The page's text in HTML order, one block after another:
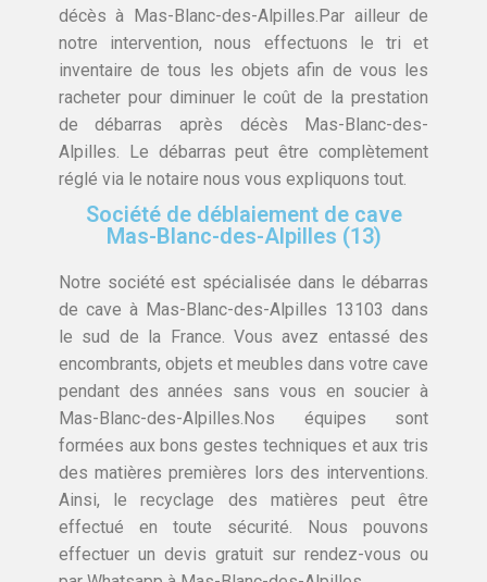
décès à Mas-Blanc-des-Alpilles.Par ailleur de
notre intervention, nous effectuons le tri et
inventaire de tous les objets afin de vous les
racheter pour diminuer le coût de la prestation
de débarras après décès Mas-Blanc-des-
Alpilles. Le débarras peut être complètement
réglé via le notaire nous vous expliquons tout.
Société de déblaiement de cave
Mas-Blanc-des-Alpilles (13)
Notre société est spécialisée dans le débarras
de cave à Mas-Blanc-des-Alpilles 13103 dans
le sud de la France. Vous avez entassé des
encombrants, objets et meubles dans votre cave
pendant des années sans vous en soucier à
Mas-Blanc-des-Alpilles.Nos équipes sont
formées aux bons gestes techniques et aux tris
des matières premières lors des interventions.
Ainsi, le recyclage des matières peut être
effectué en toute sécurité. Nous pouvons
effectuer un devis gratuit sur rendez-vous ou